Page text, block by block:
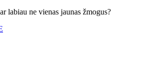
ne vienas jaunas žmogus?